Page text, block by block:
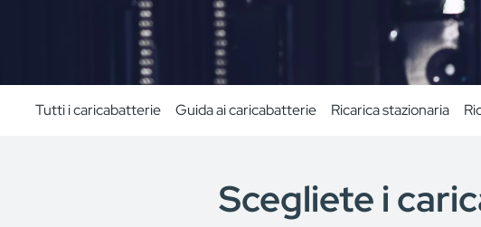
Tutti i caricabatterie Guida ai caricabatterie Ricarica stazionaria
Scegliete i